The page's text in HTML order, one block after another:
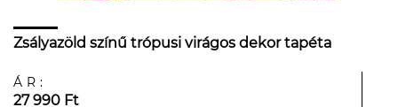
Zsályazöld színű trópusi virágos dekor tapéta
ÁR:
27 990 Ft